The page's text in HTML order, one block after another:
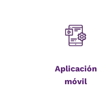
Aplicación
móvil